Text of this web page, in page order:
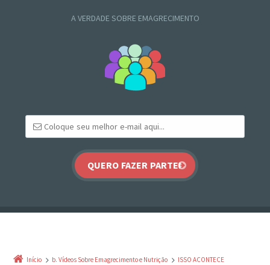
A VERDADE SOBRE EMAGRECIMENTO
Início b. Vídeos Sobre Emagrecimento e Nutrição
ISSO ACONTECE